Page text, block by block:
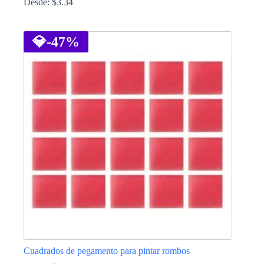
Desde: $3.34
tiene
múltiples
variantes.
pueden
producto
💎-47%
Cuadrados de pegamento para pintar rombos